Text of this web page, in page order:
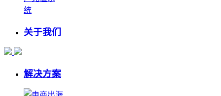
统
关于我们
解决方案